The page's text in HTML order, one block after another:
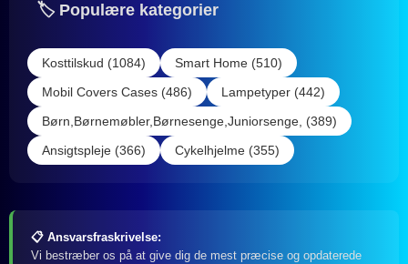
🏷️ Populære kategorier
Kosttilskud (1084)
Smart Home (510)
Mobil Covers Cases (486)
Lampetyper (442)
Børn,Børnemøbler,Børnesenge,Juniorsenge, (389)
Ansigtspleje (366)
Cykelhjelme (355)
📋 Ansvarsfraskrivelse:
Vi bestræber os på at give dig de mest præcise og opdaterede